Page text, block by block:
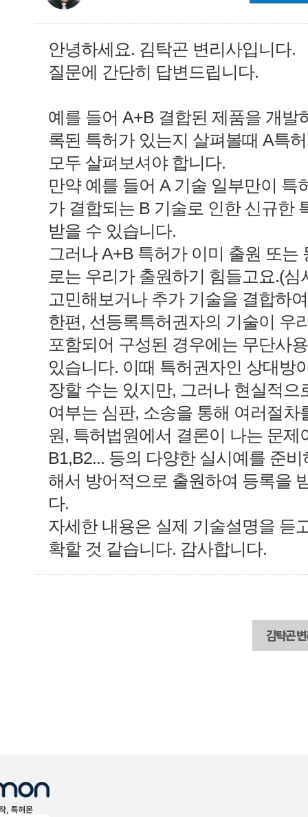
안녕하세요. 김탁곤 변리사입니다.
질문에 간단히 답변드립니다.
예를 들어 A+B 결합된 제품을 개발
록된 특허가 있는지 살펴볼때 A특
모두 살펴보셔야 합니다.
만약 예를 들어 A 기술 일부만이 특
가 결합되는 B 기술로 인한 신규한
받을 수 있습니다.
그러나 A+B 특허가 이미 출원 또는
로는 우리가 출원하기 힘들고요.(
고민해보거나 추가 기술을 결합하
한편, 선등록특허권자의 기술이 우
포함되어 구성된 경우에는 무단사
있습니다. 이때 특허권자인 상대방
장할 수는 있지만, 그러나 현실적
여부는 심판, 소송을 통해 여러절
원, 특허법원에서 결론이 나는 문제
B1,B2... 등의 다양한 실시예를 준
해서 방어적으로 출원하여 등록을
다.
자세한 내용은 실제 기술설명을 듣
확할 것 같습니다. 감사합니다.
김탁곤